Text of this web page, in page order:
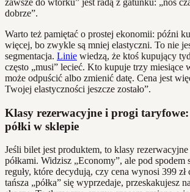
dobrze”.
Warto też pamiętać o prostej ekonomii: późni
więcej, bo zwykle są mniej elastyczni. To nie
segmentacja. Linie wiedzą, że ktoś kupujący
często „musi” lecieć. Kto kupuje trzy miesiące
może odpuścić albo zmienić datę. Cena jest
Twojej elastyczności jeszcze zostało”.
Klasy rezerwacyjne i progi
półki w sklepie
Jeśli bilet jest produktem, to klasy
półkami. Widzisz „Economy”, ale pod spodem
reguły, które decydują, czy cena wynosi 399
tańsza „półka” się wyprzedaje, przeskakujesz